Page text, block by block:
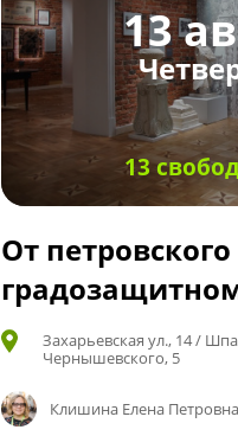
13
13
От
Захарьевская ул., 14 /
Чернышевского, 5
Клишина Елена Петровна